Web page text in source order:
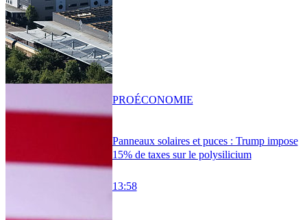
Panneaux solaires et puces : Trump impose
15% de taxes sur le polysilicium
13:58
PROÉCONOMIE